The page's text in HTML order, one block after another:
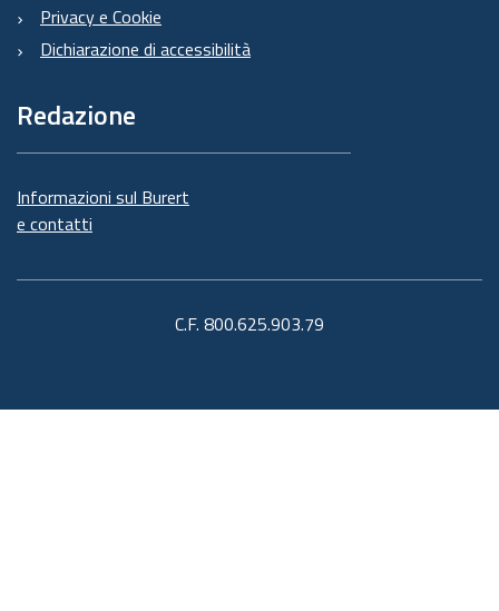
Privacy e Cookie
Dichiarazione di accessibilità
Redazione
Informazioni sul Burert
e contatti
C.F. 800.625.903.79